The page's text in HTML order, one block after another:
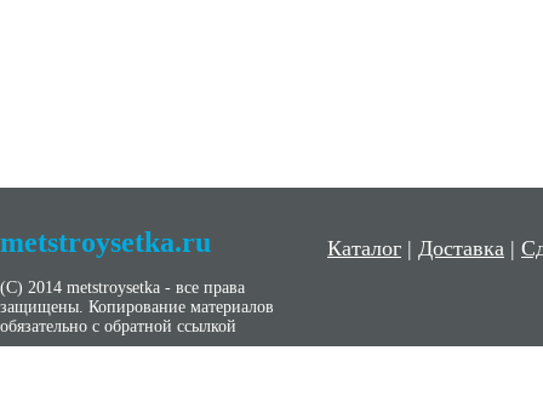
metstroysetka.ru
(С) 2014 metstroysetka - все права
защищены. Копирование материалов
обязательно с обратной ссылкой
Каталог | Доставка |